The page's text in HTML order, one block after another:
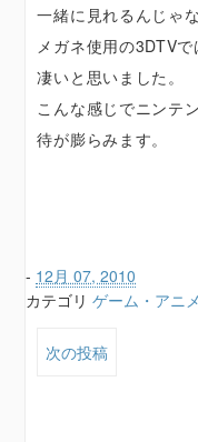
一緒に見れるんじゃ
メガネ使用の3DTV
凄いと思いました。
こんな感じでニンテ
待が膨らみます。
- 12月 07, 2010
カテゴリゲーム・アニ
次の投稿